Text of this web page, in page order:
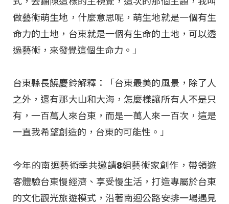
做藝術萌生地，什麼意思呢，萌生地就是一個有生
命力的土地，台東就是一個有生命的土地，可以透
過藝術，來發覺這個生命力。」
台東縣長饒慶鈴解釋：「台東最美的風景，除了人
之外，還有那大山和大海，怎麼樣讓所有人不是只
有，一百萬人來台東，而是一萬人來一百次，這是
一直我希望創造的，台東的可能性。」
今年的南迴藝術季共邀請8組藝術家創作，帶領遊
客體驗台東慢經濟、享受慢生活，打造專屬於台東
的文化觀光旅遊模式，沿著南迴公路安排一場遇見